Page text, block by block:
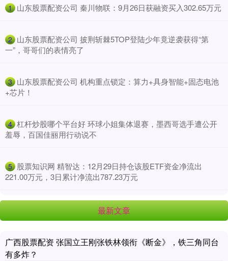
1 ​山东股票配资公司 秦川物联：9月26日获融资买入302.65万元
2 ​山东股票配资公司 披荆斩棘5TOP登陆少年竟逆袭获得“第
一”，哥哥们的表情亮了
3 ​山东股票配资公司 机构重点锁定：算力+具身智能+固态电池
+芯片！
4 ​杠杆炒股哪个平台好 环球小姐集体退赛，墨西哥选手遭公开
羞辱，百国佳丽用行动说不
5 ​股票知识网 精智达：12月29日持仓该股ETF资金净流出
221.00万元，3日累计净流出787.23万元
最新文章
广西股票配资 张国立王刚张铁林领衔《断金》，铁三角同台
有多炸？